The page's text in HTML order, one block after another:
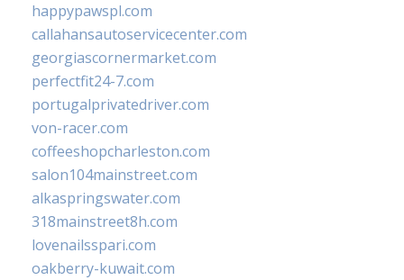
happypawspl.com
callahansautoservicecenter.com
georgiascornermarket.com
perfectfit24-7.com
portugalprivatedriver.com
von-racer.com
coffeeshopcharleston.com
salon104mainstreet.com
alkaspringswater.com
318mainstreet8h.com
lovenailsspari.com
oakberry-kuwait.com